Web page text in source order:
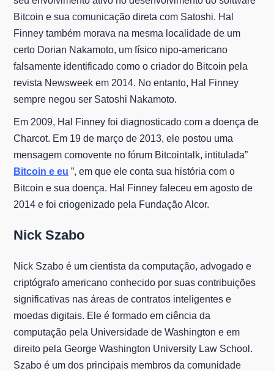
Bitcoin e sua comunicação direta com Satoshi. Hal
Finney também morava na mesma localidade de um
certo Dorian Nakamoto, um físico nipo-americano
falsamente identificado como o criador do Bitcoin pela
revista Newsweek em 2014. No entanto, Hal Finney
sempre negou ser Satoshi Nakamoto.
Em 2009, Hal Finney foi diagnosticado com a doença de
Charcot. Em 19 de março de 2013, ele postou uma
mensagem comovente no fórum Bitcointalk, intitulada”
Bitcoin e eu ”, em que ele conta sua história com o
Bitcoin e sua doença. Hal Finney faleceu em agosto de
2014 e foi criogenizado pela Fundação Alcor.
Nick Szabo
Nick Szabo é um cientista da computação, advogado e
criptógrafo americano conhecido por suas contribuições
significativas nas áreas de contratos inteligentes e
moedas digitais. Ele é formado em ciência da
computação pela Universidade de Washington e em
direito pela George Washington University Law School.
Szabo é um dos principais membros da comunidade